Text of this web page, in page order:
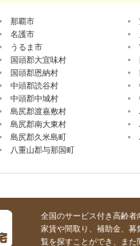
那覇市
名護市
うるま市
国頭郡大宜味村
国頭郡恩納村
中頭郡読谷村
中頭郡中城村
島尻郡渡嘉敷村
島尻郡南大東村
島尻郡久米島町
八重山郡与那国町
全国のサービス付き高齢
家賃や間取り、補助金、
覧を探すことができ、ま